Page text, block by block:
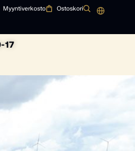
Myyntiverkosto Ostoskori
17